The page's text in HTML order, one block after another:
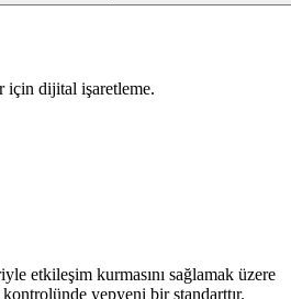
için dijital işaretleme.
etkileşim kurmasını sağlamak üzere
yepyeni bir standarttır.